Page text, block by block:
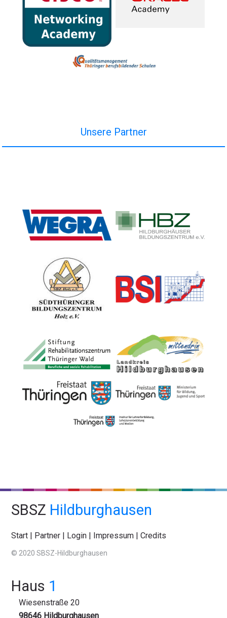
Unsere Partner
SBSZ Hildburghausen
Start | Partner | Login | Impressum |Credits
© 2020 SBSZ-Hildburghausen
Haus 1
Wiesenstraße 20
98646 Hildburghausen